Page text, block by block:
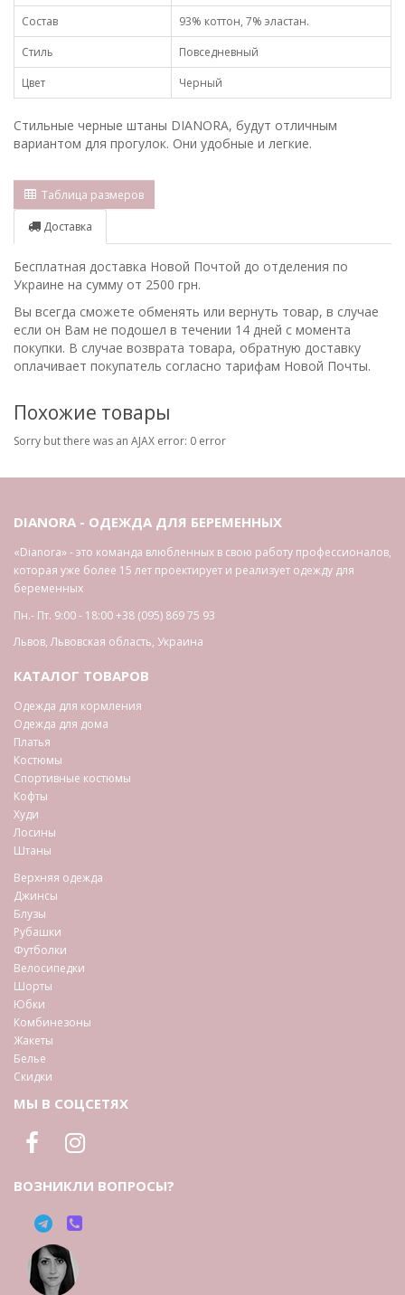
Состав
93% коттон, 7% эластан.
Стиль
Повседневный
Цвет
Черный
Стильные черные штаны DIANORA, будут отличным
вариантом для прогулок. Они удобные и легкие.
Таблица размеров
Доставка
Бесплатная доставка Новой Почтой до отделения по
Украине на сумму от 2500 грн.
Вы всегда сможете обменять или вернуть товар, в случае
если он Вам не подошел в течении 14 дней с момента
покупки. В случае возврата товара, обратную доставку
оплачивает покупатель согласно тарифам Новой Почты.
Похожие товары
Sorry but there was an AJAX error: 0 error
DIANORA - ОДЕЖДА ДЛЯ БЕРЕМЕННЫХ
«Dianora» - это команда влюбленных в свою работу профессионалов,
которая уже более 15 лет проектирует и реализует одежду для
беременных
Пн.- Пт. 9:00 - 18:00+38 (095) 869 75 93
Львов,Львовская область, Украина
КАТАЛОГ ТОВАРОВ
Одежда для кормления
Одежда для дома
Платья
Костюмы
Спортивные костюмы
Кофты
Худи
Лосины
Штаны
Верхняя одежда
Джинсы
Блузы
Рубашки
Футболки
Велосипедки
Шорты
Юбки
Комбинезоны
Жакеты
Белье
Скидки
МЫ В СОЦСЕТЯХ
ВОЗНИКЛИ ВОПРОСЫ?